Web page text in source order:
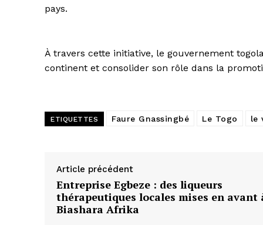
pays.
À travers cette initiative, le gouvernement
continent et consolider son rôle dans la
ETIQUETTES Faure Gnassingbé Le Togo le
Article précédent
Entreprise Egbeze : des liqueurs
thérapeutiques locales mises en avant
Biashara Afrika